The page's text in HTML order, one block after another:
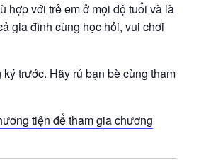
hợp với trẻ em ở mọi độ tuổi và là
gia đình cùng học hỏi, vui chơi
trước. Hãy rủ bạn bè cùng tham
tiện để tham gia chương